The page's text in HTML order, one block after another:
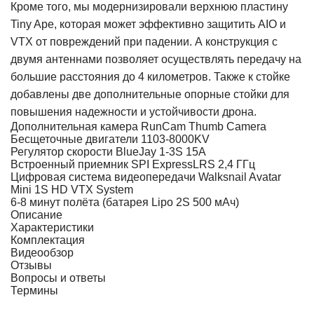
Кроме того, мы модернизировали верхнюю пластину
Tiny Ape, которая может эффективно защитить AIO и
VTX от повреждений при падении. А конструкция с
двумя антеннами позволяет осуществлять передачу на
большие расстояния до 4 километров. Также к стойке
добавлены две дополнительные опорные стойки для
повышения надежности и устойчивости дрона.
Дополнительная камера RunCam Thumb Camera
Бесщеточные двигатели 1103-8000KV
Регулятор скорости BlueJay 1-3S 15A
Встроенный приемник SPI ExpressLRS 2,4 ГГц
Цифровая система видеопередачи Walksnail Avatar
Mini 1S HD VTX System
6-8 минут полёта (батарея Lipo 2S 500 мАч)
Описание
Характеристики
Комплектация
Видеообзор
Отзывы
Вопросы и ответы
Термины